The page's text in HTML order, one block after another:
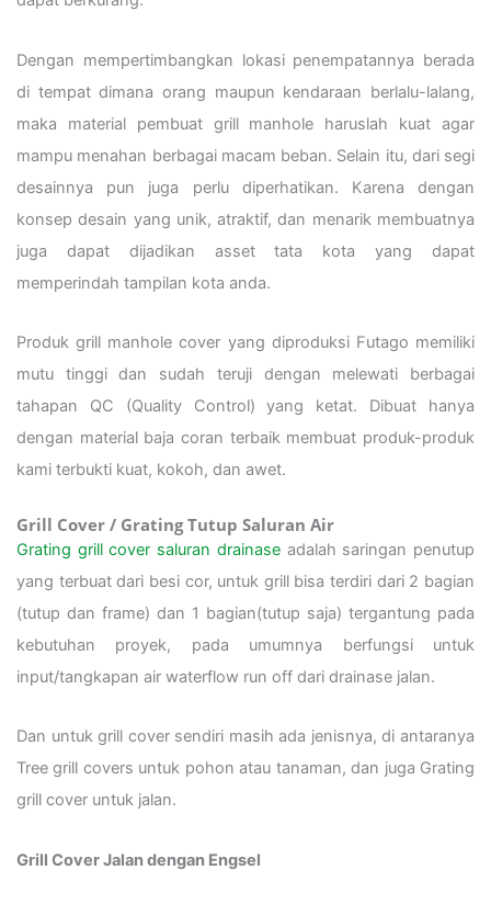
Dengan mempertimbangkan lokasi penempatannya berada
di tempat dimana orang maupun kendaraan berlalu-lalang,
maka material pembuat grill manhole haruslah kuat agar
mampu menahan berbagai macam beban. Selain itu, dari segi
desainnya pun juga perlu diperhatikan. Karena dengan
konsep desain yang unik, atraktif, dan menarik membuatnya
juga dapat dijadikan asset tata kota yang dapat
memperindah tampilan kota anda.
Produk grill manhole cover yang diproduksi Futago memiliki
mutu tinggi dan sudah teruji dengan melewati berbagai
tahapan QC (Quality Control) yang ketat. Dibuat hanya
dengan material baja coran terbaik membuat produk-produk
kami terbukti kuat, kokoh, dan awet.
Grill Cover / Grating Tutup Saluran Air
Grating grill cover saluran drainaseadalah saringan penutup
yang terbuat dari besi cor, untuk grill bisa terdiri dari 2 bagian
(tutup dan frame) dan 1 bagian(tutup saja) tergantung pada
kebutuhan proyek, pada umumnya berfungsi untuk
input/tangkapan air waterflow run off dari drainase jalan.
Dan untuk grill cover sendiri masih ada jenisnya, di antaranya
Tree grill covers untuk pohon atau tanaman, dan juga Grating
grill cover untuk jalan.
Grill Cover Jalan dengan Engsel